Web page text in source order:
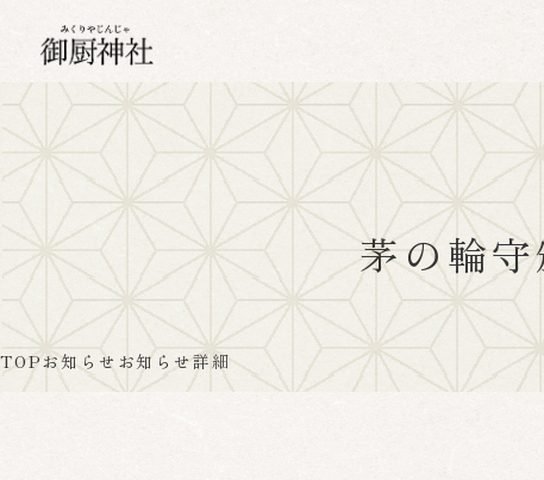
茅の輪
TOPお知らせ お知らせ詳細